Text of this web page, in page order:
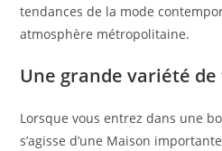
tendances de la mode
atmosphère métropolitaine.
Une grande variété de
Lorsque vous entrez dans une
s’agisse d’une Maison